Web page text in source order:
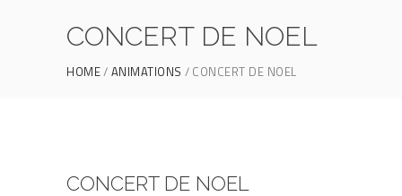
CONCERT DE NOEL
HOME ANIMATIONS CONCERT DE NOEL
CONCERT DE NOEL